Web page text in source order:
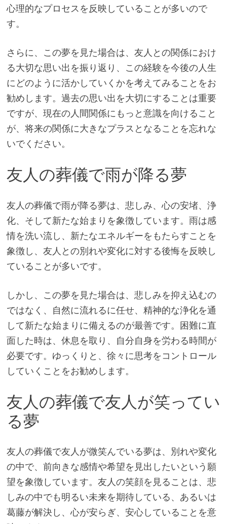
心理的なプロセスを反映していることが多いので
す。
さらに、この夢を見た場合は、友人との関係におけ
る大切な思い出を振り返り、この経験を今後の人生
にどのように活かしていくかを考えてみることをお
勧めします。過去の思い出を大切にすることは重要
ですが、現在の人間関係にもっと意識を向けること
が、将来の関係に大きなプラスとなることを忘れな
いでください。
友人の葬儀で雨が降る夢
友人の葬儀で雨が降る夢は、悲しみ、心の安堵、浄
化、そして新たな始まりを象徴しています。雨は感
情を洗い流し、新たなエネルギーをもたらすことを
象徴し、友人との別れや変化に対する後悔を反映し
ていることが多いです。
しかし、この夢を見た場合は、悲しみを抑え込むの
ではなく、自然に流れるに任せ、精神的な浄化を通
して新たな始まりに備えるのが最善です。困難に直
面した時は、休息を取り、自分自身を労わる時間が
必要です。ゆっくりと、徐々に思考をコントロール
していくことをお勧めします。
友人の葬儀で友人が笑ってい
る夢
友人の葬儀で友人が微笑んでいる夢は、別れや変化
の中で、前向きな感情や希望を見出したいという願
望を象徴しています。友人の笑顔を見ることは、悲
しみの中でも明るい未来を期待している、あるいは
葛藤が解決し​​、心が安らぎ、安心していることを意